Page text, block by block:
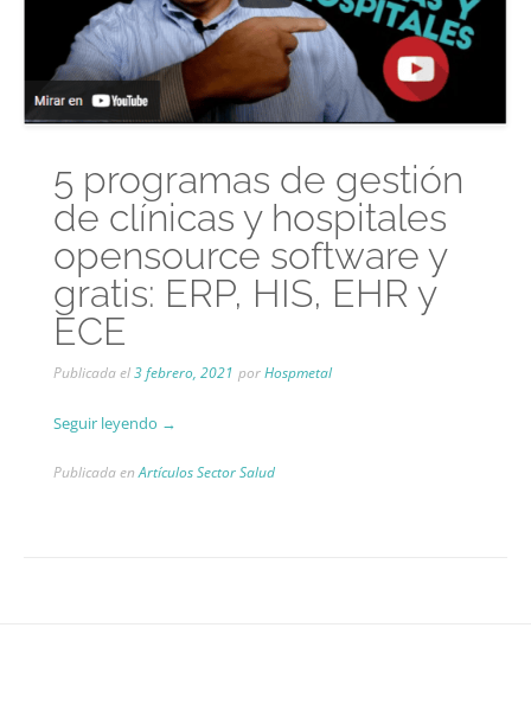
5 programas de gestión
de clínicas y hospitales
opensource software y
gratis: ERP, HIS, EHR y
ECE
Publicada el3 febrero, 2021 porHospmetal
Seguir leyendo “5
de
→
Publicada enArtículos Sector Salud